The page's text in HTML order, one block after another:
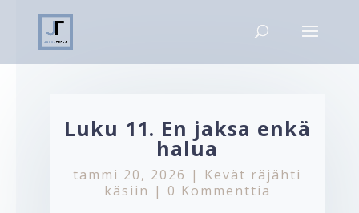
Luku 11. En jaksa enkä
halua
tammi 20, 2026 | Kevät räjähti
käsiin | 0 Kommenttia